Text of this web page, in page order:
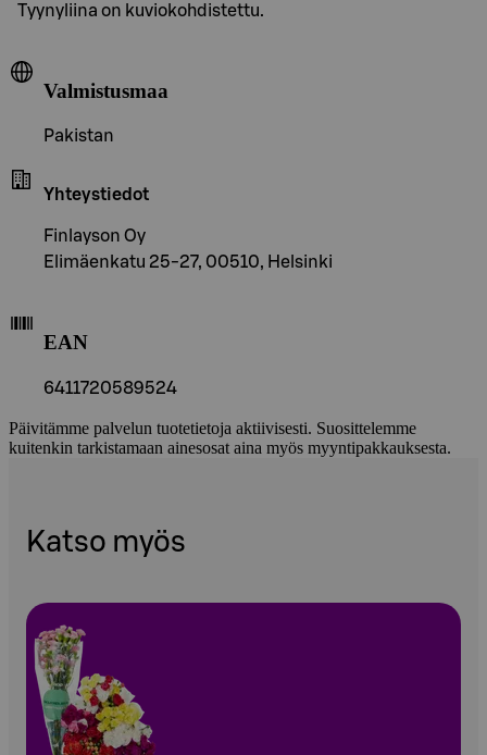
Tyynyliina on kuviokohdistettu.
Valmistusmaa
Pakistan
Yhteystiedot
Finlayson Oy
Elimäenkatu 25-27, 00510, Helsinki
EAN
6411720589524
Päivitämme palvelun tuotetietoja aktiivisesti. Suosittelemme
kuitenkin tarkistamaan ainesosat aina myös myyntipakkauksesta.
Katso myös